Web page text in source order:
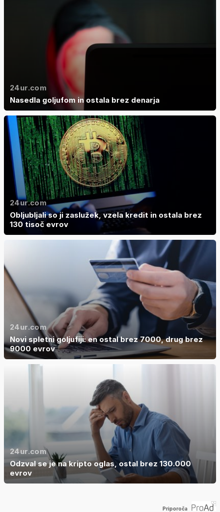
24ur.com
Nasedla goljufom in ostala brez denarja
24ur.com
Obljubljali so ji zaslužek, vzela kredit in ostala brez
130 tisoč evrov
24ur.com
Novi spletni goljufiji: en ostal brez 7000, drug brez
9000 evrov
24ur.com
Odzval se je na kripto oglas, ostal brez 130.000
evrov
Priporoča